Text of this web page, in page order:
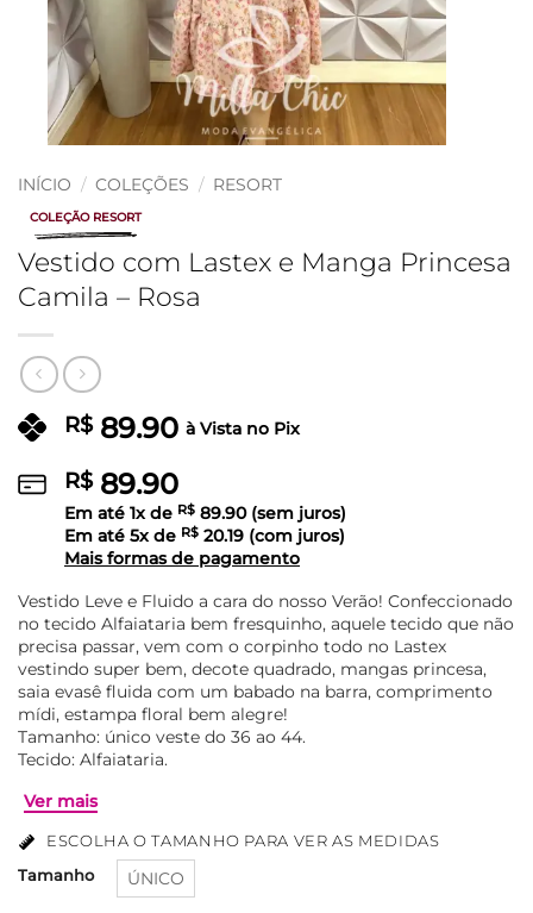
INÍCIO / COLEÇÕES / RESORT
COLEÇÃO RESORT
Vestido com Lastex e Manga Princesa
Camila – Rosa
R$89.90 à Vista no Pix
R$89.90
Em até 1x de R$ 89.90(sem juros)
Em até 5x de R$ 20.19 (com juros)
Mais formas de pagamento
Vestido Leve e Fluido a cara do nosso Verão! Confeccionado
no tecido Alfaiataria bem fresquinho, aquele tecido que não
precisa passar, vem com o corpinho todo no Lastex
vestindo super bem, decote quadrado, mangas princesa,
saia evasê fluida com um babado na barra, comprimento
mídi, estampa floral bem alegre!
Tamanho: único veste do 36 ao 44.
Tecido: Alfaiataria.
ESCOLHA O TAMANHO PARA VER AS MEDIDAS
Tamanho ÚNICO